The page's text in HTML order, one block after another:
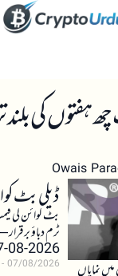
ہفتوں کی بلند
Owais
نمایاں
ڈیلی بٹ
بٹ کوائن کی
ٹرم دباؤ
2026-08-07
07/08/2026